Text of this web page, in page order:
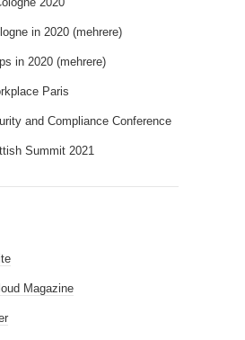
in 2020 (mehrere)
in 2020 (mehrere)
Paris
and Compliance Conference
Summit 2021
Magazine